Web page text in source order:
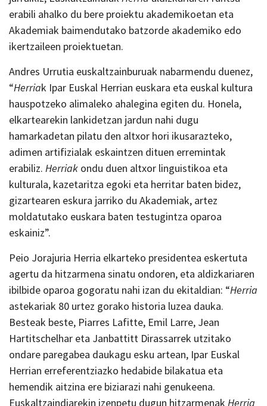
erabili ahalko du bere proiektu akademikoetan eta
Akademiak baimendutako batzorde akademiko edo
ikertzaileen proiektuetan.
Andres Urrutia euskaltzainburuak nabarmendu duenez,
“Herriak Ipar Euskal Herrian euskara eta euskal kultura
hauspotzeko alimaleko ahalegina egiten du. Honela,
elkartearekin lankidetzan jardun nahi dugu
hamarkadetan pilatu den altxor hori ikusarazteko,
adimen artifizialak eskaintzen dituen erremintak
erabiliz. Herriak ondu duen altxor linguistikoa eta
kulturala, kazetaritza egoki eta herritar baten bidez,
gizartearen eskura jarriko du Akademiak, artez
moldatutako euskara baten testugintza oparoa
eskainiz”.
Peio Jorajuria Herria elkarteko presidentea eskertuta
agertu da hitzarmena sinatu ondoren, eta aldizkariaren
ibilbide oparoa gogoratu nahi izan du ekitaldian: “Herria
astekariak 80 urtez gorako historia luzea dauka.
Besteak beste, Piarres Lafitte, Emil Larre, Jean
Hartitschelhar eta Janbattitt Dirassarrek utzitako
ondare paregabea daukagu esku artean, Ipar Euskal
Herrian erreferentziazko hedabide bilakatua eta
hemendik aitzina ere biziarazi nahi genukeena.
Euskaltzaindiarekin izenpetu dugun hitzarmenak Herria